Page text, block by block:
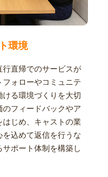
環境
行直帰でのサービスが
ォローやコミュニテ
る環境づくりを大切
フィードバックやア
はじめ、キャストの業
込めて返信を行うな
ポート体制を構築し